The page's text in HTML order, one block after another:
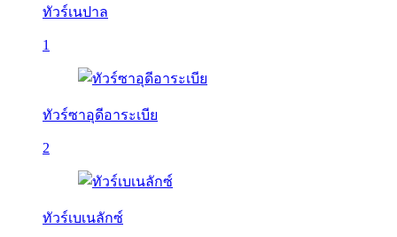
ทัวร์เนปาล
1
ทัวร์ซาอุดีอาระเบีย
2
ทัวร์เบเนลักซ์